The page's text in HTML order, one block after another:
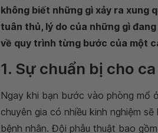
không biết những gì xảy ra xung
tuân thủ, lý do của những gì
về quy trình từng bước của một
1. Sự chuẩn bị cho
Ngay khi bạn bước vào phòng mổ
chuyên gia có nhiều kinh nghiệm
bệnh nhân. Đội phẫu thuật bao